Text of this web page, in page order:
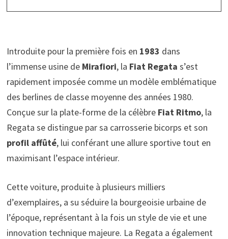
Introduite pour la première fois en 1983 dans
l’immense usine de Mirafiori, la Fiat Regata s’est
rapidement imposée comme un modèle emblématique
des berlines de classe moyenne des années 1980.
Conçue sur la plate-forme de la célèbre Fiat Ritmo, la
Regata se distingue par sa carrosserie bicorps et son
profil affûté, lui conférant une allure sportive tout en
maximisant l’espace intérieur.
Cette voiture, produite à plusieurs milliers
d’exemplaires, a su séduire la bourgeoisie urbaine de
l’époque, représentant à la fois un style de vie et une
innovation technique majeure. La Regata a également